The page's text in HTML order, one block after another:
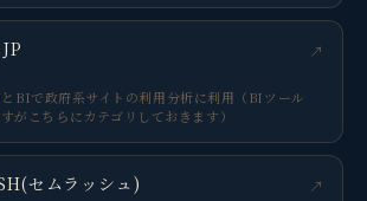
BIで政府系サイトの利用分析に利用（BIツール
がこちらにカテゴリしておきます）
↗
セムラッシュ) ↗